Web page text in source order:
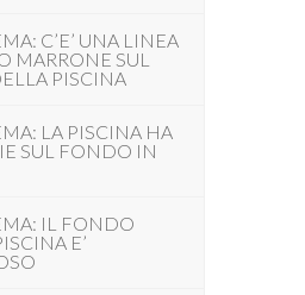
C’E’ UNA LINEA
MARRONE SUL
PISCINA
LA PISCINA HA
SUL FONDO IN
IL FONDO
E’